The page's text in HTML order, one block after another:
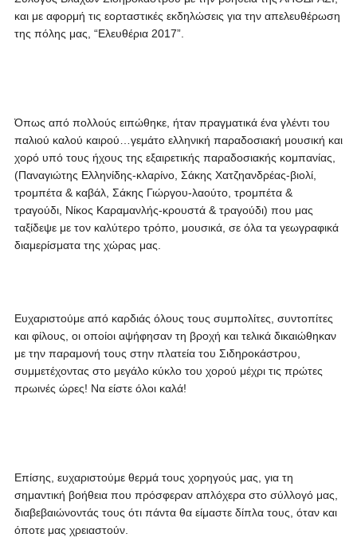
και με αφορμή τις εορταστικές εκδηλώσεις για την απελευθέρωση
της πόλης μας, “Ελευθέρια 2017”.
Όπως από πολλούς ειπώθηκε, ήταν πραγματικά ένα γλέντι του
παλιού καλού καιρού…γεμάτο ελληνική παραδοσιακή μουσική και
χορό υπό τους ήχους της εξαιρετικής παραδοσιακής κομπανίας,
(Παναγιώτης Ελληνίδης-κλαρίνο, Σάκης Χατζηανδρέας-βιολί,
τρομπέτα & καβάλ, Σάκης Γιώργου-λαούτο, τρομπέτα &
τραγούδι, Νίκος Καραμανλής-κρουστά & τραγούδι) που μας
ταξίδεψε με τον καλύτερο τρόπο, μουσικά, σε όλα τα γεωγραφικά
διαμερίσματα της χώρας μας.
Ευχαριστούμε από καρδιάς όλους τους συμπολίτες, συντοπίτες
και φίλους, οι οποίοι αψήφησαν τη βροχή και τελικά δικαιώθηκαν
με την παραμονή τους στην πλατεία του Σιδηροκάστρου,
συμμετέχοντας στο μεγάλο κύκλο του χορού μέχρι τις πρώτες
πρωινές ώρες! Να είστε όλοι καλά!
Επίσης, ευχαριστούμε θερμά τους χορηγούς μας, για τη
σημαντική βοήθεια που πρόσφεραν απλόχερα στο σύλλογό μας,
διαβεβαιώνοντάς τους ότι πάντα θα είμαστε δίπλα τους, όταν και
όποτε μας χρειαστούν.